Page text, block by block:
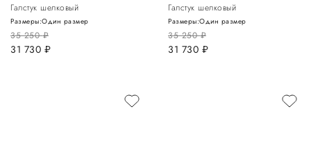
Галстук шелковый
35 250руб.
31 730 руб.
Размеры:Один размер
Галстук шелковый
35 250руб.
31 730 руб.
Размеры:Один размер